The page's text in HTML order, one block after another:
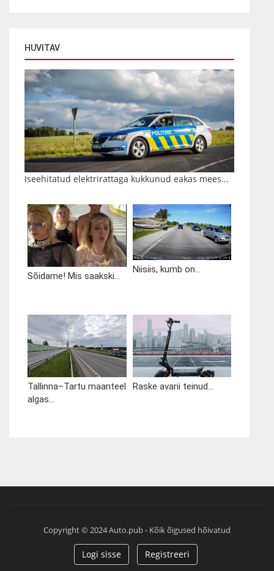
HUVITAV
Iseehitatud elektrirattaga kukkunud eakas mees...
Sõidame! Mis saakski...
Niisiis, kumb on...
Tallinna–Tartu maanteel
algas...
Raske avarii teinud...
Copyright © 2024 Auto.pub - Kõik õigused hõivatud
Logi sisse Registreeri